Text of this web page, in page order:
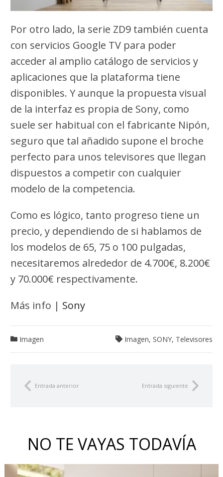
Por otro lado, la serie ZD9 también cuenta
con servicios Google TV para poder
acceder al amplio catálogo de servicios y
aplicaciones que la plataforma tiene
disponibles. Y aunque la propuesta visual
de la interfaz es propia de Sony, como
suele ser habitual con el fabricante Nipón,
seguro que tal añadido supone el broche
perfecto para unos televisores que llegan
dispuestos a competir con cualquier
modelo de la competencia.
Como es lógico, tanto progreso tiene un
precio, y dependiendo de si hablamos de
los modelos de 65, 75 o 100 pulgadas,
necesitaremos alrededor de 4.700€, 8.200€
y 70.000€ respectivamente.
Más info | Sony
Imagen Imagen, SONY, Televisores
Entrada anterior Entrada siguiente
NO TE VAYAS TODAVÍA